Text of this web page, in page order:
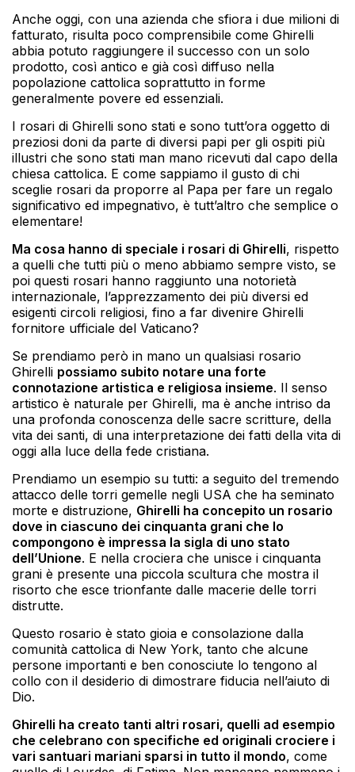
Anche oggi, con una azienda che sfiora i due milioni di
fatturato, risulta poco comprensibile come Ghirelli
abbia potuto raggiungere il successo con un solo
prodotto, così antico e già così diffuso nella
popolazione cattolica soprattutto in forme
generalmente povere ed essenziali.
I rosari di Ghirelli sono stati e sono tutt’ora oggetto di
preziosi doni da parte di diversi papi per gli ospiti più
illustri che sono stati man mano ricevuti dal capo della
chiesa cattolica. E come sappiamo il gusto di chi
sceglie rosari da proporre al Papa per fare un regalo
significativo ed impegnativo, è tutt’altro che semplice o
elementare!
Ma cosa hanno di speciale i rosari di Ghirelli, rispetto
a quelli che tutti più o meno abbiamo sempre visto, se
poi questi rosari hanno raggiunto una notorietà
internazionale, l’apprezzamento dei più diversi ed
esigenti circoli religiosi, fino a far divenire Ghirelli
fornitore ufficiale del Vaticano?
Se prendiamo però in mano un qualsiasi rosario
Ghirelli possiamo subito notare una forte
connotazione artistica e religiosa insieme. Il senso
artistico è naturale per Ghirelli, ma è anche intriso da
una profonda conoscenza delle sacre scritture, della
vita dei santi, di una interpretazione dei fatti della vita di
oggi alla luce della fede cristiana.
Prendiamo un esempio su tutti: a seguito del tremendo
attacco delle torri gemelle negli USA che ha seminato
morte e distruzione, Ghirelli ha concepito un rosario
dove in ciascuno dei cinquanta grani che lo
compongono è impressa la sigla di uno stato
dell’Unione. E nella crociera che unisce i cinquanta
grani è presente una piccola scultura che mostra il
risorto che esce trionfante dalle macerie delle torri
distrutte.
Questo rosario è stato gioia e consolazione dalla
comunità cattolica di New York, tanto che alcune
persone importanti e ben conosciute lo tengono al
collo con il desiderio di dimostrare fiducia nell’aiuto di
Dio.
Ghirelli ha creato tanti altri rosari, quelli ad esempio
che celebrano con specifiche ed originali crociere i
vari santuari mariani sparsi in tutto il mondo, come